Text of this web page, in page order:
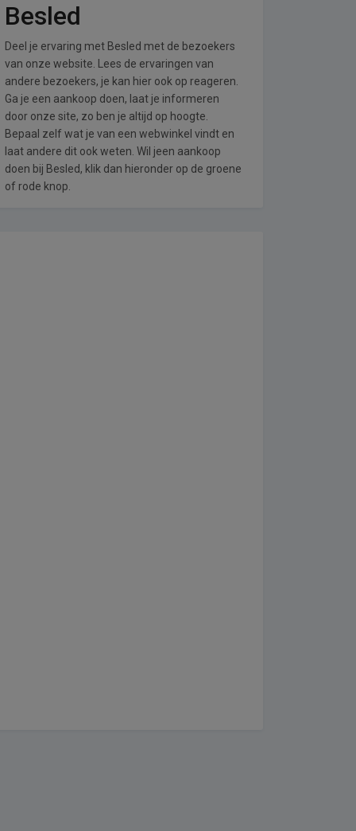
Besled
Deel je ervaring met Besled met de bezoekers
van onze website. Lees de ervaringen van
andere bezoekers, je kan hier ook op reageren.
Ga je een aankoop doen, laat je informeren
door onze site, zo ben je altijd op hoogte.
Bepaal zelf wat je van een webwinkel vindt en
laat andere dit ook weten. Wil jeen aankoop
doen bij Besled, klik dan hieronder op de groene
of rode knop.